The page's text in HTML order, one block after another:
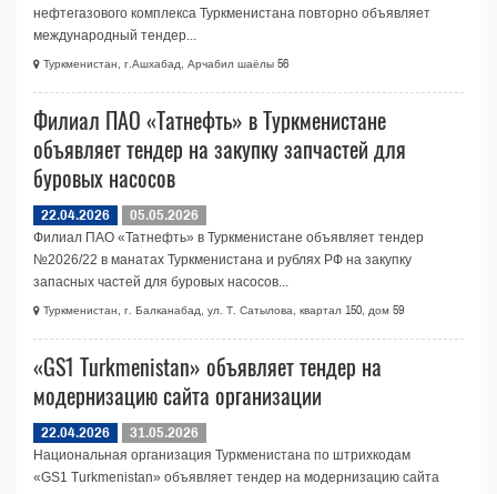
нефтегазового комплекса Туркменистана повторно объявляет
международный тендер...
Туркменистан, г.Ашхабад, Арчабил шаёлы 56
Филиал ПАО «Татнефть» в Туркменистане
объявляет тендер на закупку запчастей для
буровых насосов
22.04.2026
05.05.2026
Филиал ПАО «Татнефть» в Туркменистане объявляет тендер
№2026/22 в манатах Туркменистана и рублях РФ на закупку
запасных частей для буровых насосов...
Туркменистан, г. Балканабад, ул. Т. Сатылова, квартал 150, дом 59
«GS1 Turkmenistan» объявляет тендер на
модернизацию сайта организации
22.04.2026
31.05.2026
Национальная организация Туркменистана по штрихкодам
«GS1 Turkmenistan» объявляет тендер на модернизацию сайта